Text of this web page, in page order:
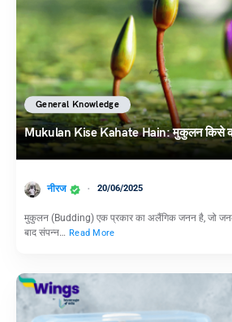
General Knowledge
Mukulan Kise Kahate Hain: मुकुलन किसे
नीरज 20/06/2025
मुकुलन (Budding) एक प्रकार का अलैंगिक जनन है, जो
बाद संपन्न… Read More